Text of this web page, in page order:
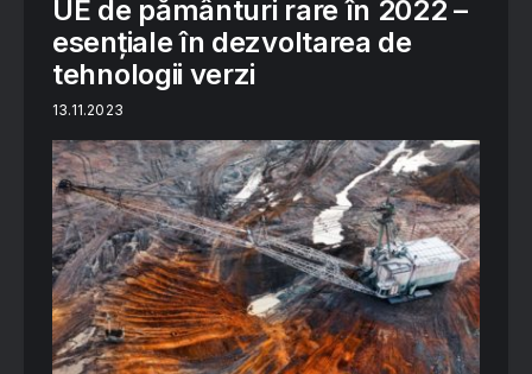
UE de pământuri rare în 2022 –
esențiale în dezvoltarea de
tehnologii verzi
13.11.2023